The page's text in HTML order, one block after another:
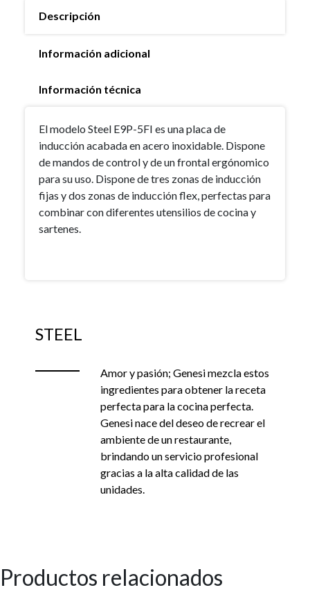
Descripción
Información adicional
Información técnica
El modelo Steel E9P-5FI es una placa de
inducción acabada en acero inoxidable. Dispone
de mandos de control y de un frontal ergónomico
para su uso. Dispone de tres zonas de inducción
fijas y dos zonas de inducción flex, perfectas para
combinar con diferentes utensilios de cocina y
sartenes.
STEEL
Amor y pasión; Genesi mezcla estos
ingredientes para obtener la receta
perfecta para la cocina perfecta.
Genesi nace del deseo de recrear el
ambiente de un restaurante,
brindando un servicio profesional
gracias a la alta calidad de las
unidades.
Productos relacionados